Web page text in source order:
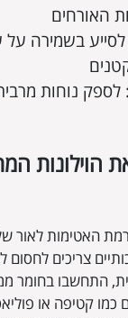
האורחים
בשמירה
: לספק נוחות
הוילונות
האטימות לאור של
התחשבו בחומר
כמו קטיפה או